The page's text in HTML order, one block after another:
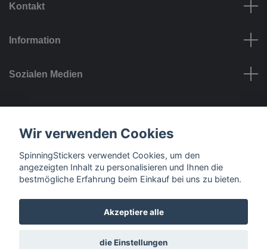
Kontakt
Information
Sozialen Medien
© 2026 SpinningStickers
Zahlungsmöglichkeiten
Wir verwenden Cookies
SpinningStickers verwendet Cookies, um den
angezeigten Inhalt zu personalisieren und Ihnen die
bestmögliche Erfahrung beim Einkauf bei uns zu bieten.
Akzeptiere alle
die Einstellungen